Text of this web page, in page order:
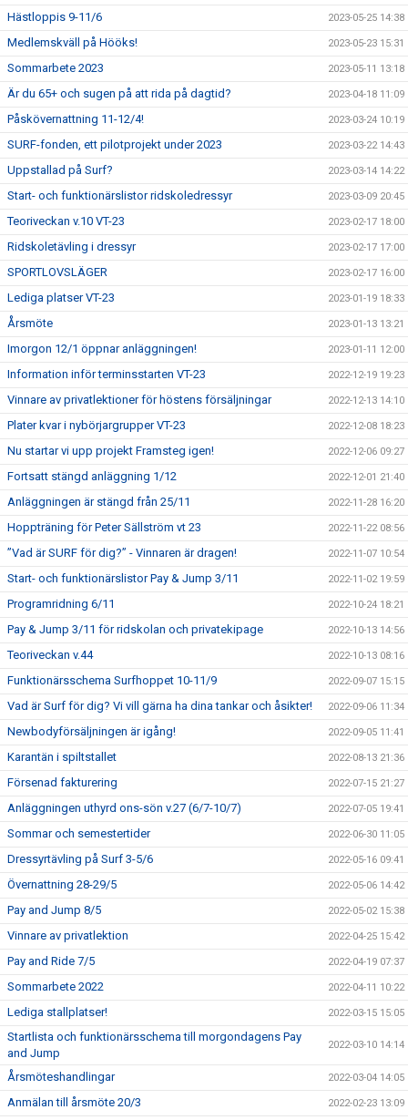
Hästloppis 9-11/6 2023-05-25 14:38
Medlemskväll på Hööks! 2023-05-23 15:31
Sommarbete 2023 2023-05-11 13:18
Är du 65+ och sugen på att rida på dagtid? 2023-04-18 11:09
Påskövernattning 11-12/4! 2023-03-24 10:19
SURF-fonden, ett pilotprojekt under 2023 2023-03-22 14:43
Uppstallad på Surf? 2023-03-14 14:22
Start- och funktionärslistor ridskoledressyr 2023-03-09 20:45
Teoriveckan v.10 VT-23 2023-02-17 18:00
Ridskoletävling i dressyr 2023-02-17 17:00
SPORTLOVSLÄGER 2023-02-17 16:00
Lediga platser VT-23 2023-01-19 18:33
Årsmöte 2023-01-13 13:21
Imorgon 12/1 öppnar anläggningen! 2023-01-11 12:00
Information inför terminsstarten VT-23 2022-12-19 19:23
Vinnare av privatlektioner för höstens försäljningar 2022-12-13 14:10
Plater kvar i nybörjargrupper VT-23 2022-12-08 18:23
Nu startar vi upp projekt Framsteg igen! 2022-12-06 09:27
Fortsatt stängd anläggning 1/12 2022-12-01 21:40
Anläggningen är stängd från 25/11 2022-11-28 16:20
Hoppträning för Peter Sällström vt 23 2022-11-22 08:56
”Vad är SURF för dig?” - Vinnaren är dragen! 2022-11-07 10:54
Start- och funktionärslistor Pay & Jump 3/11 2022-11-02 19:59
Programridning 6/11 2022-10-24 18:21
Pay & Jump 3/11 för ridskolan och privatekipage 2022-10-13 14:56
Teoriveckan v.44 2022-10-13 08:16
Funktionärsschema Surfhoppet 10-11/9 2022-09-07 15:15
Vad är Surf för dig? Vi vill gärna ha dina tankar och åsikter! 2022-09-06 11:34
Newbodyförsäljningen är igång! 2022-09-05 11:41
Karantän i spiltstallet 2022-08-13 21:36
Försenad fakturering 2022-07-15 21:27
Anläggningen uthyrd ons-sön v.27 (6/7-10/7) 2022-07-05 19:41
Sommar och semestertider 2022-06-30 11:05
Dressyrtävling på Surf 3-5/6 2022-05-16 09:41
Övernattning 28-29/5 2022-05-06 14:42
Pay and Jump 8/5 2022-05-02 15:38
Vinnare av privatlektion 2022-04-25 15:42
Pay and Ride 7/5 2022-04-19 07:37
Sommarbete 2022 2022-04-11 10:22
Lediga stallplatser! 2022-03-15 15:05
Startlista och funktionärsschema till morgondagens Pay
and Jump
2022-03-10 14:14
Årsmöteshandlingar 2022-03-04 14:05
Anmälan till årsmöte 20/3 2022-02-23 13:09